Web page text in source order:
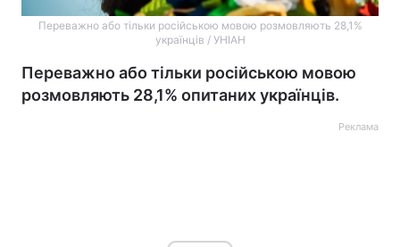
Переважно або тільки російською мовою розмовляють 28,1%
українців / УНІАН
Переважно або тільки російською мовою
розмовляють 28,1% опитаних українців.
Реклама